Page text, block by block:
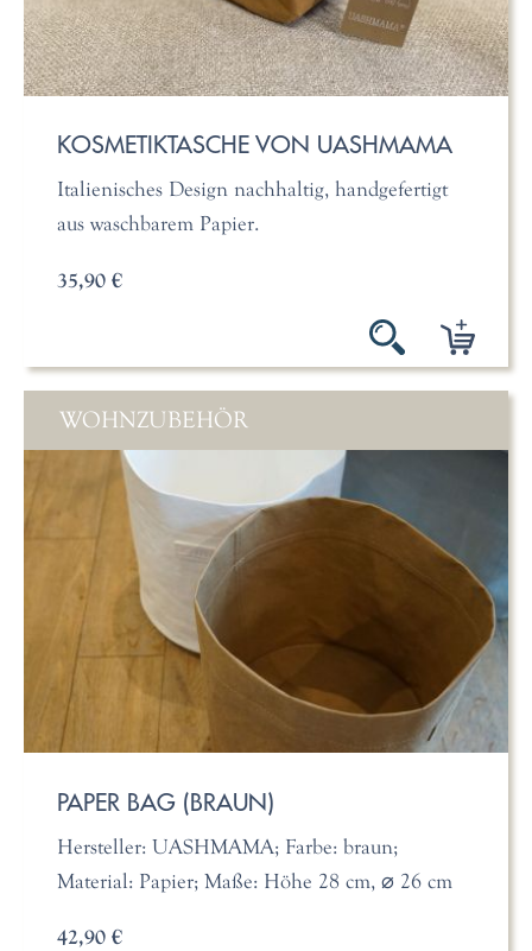
KOSMETIKTASCHE VON UASHMAMA
Italienisches Design nachhaltig, handgefertigt
aus waschbarem Papier.
35,90 €
WOHNZUBEHÖR
PAPER BAG (BRAUN)
Hersteller: UASHMAMA; Farbe: braun;
Material: Papier; Maße: Höhe 28 cm, ⌀ 26 cm
42,90 €